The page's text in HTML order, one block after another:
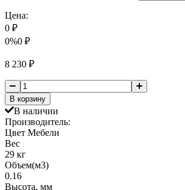
Цена:
0 ₽
0%0 ₽
8 230 ₽
В корзину
В наличии
Производитель:
Цвет Мебели
Вес
29 кг
Объем(м3)
0.16
Высота, мм